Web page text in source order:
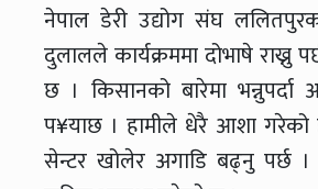
नेपाल डेरी उद्योग संघ
दुलालले कार्यक्रममा दोभाषे राख्नु
छ । किसानको बारेमा भन्नुपर्दा
प¥याछ । हामीले धेरै आशा गरेको
सेन्टर खोलेर अगाडि बढ्नु पर्छ ।